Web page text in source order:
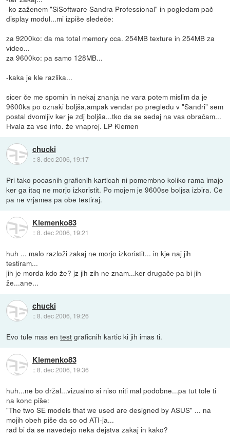
-ko zaženem "SiSoftware Sandra Professional" in pogledam pač
display modul...mi izpiše sledeče:
za 9200ko: da ma total memory cca. 254MB texture in 254MB za
video...
za 9600ko: pa samo 128MB...
-kaka je kle razlika...
sicer če me spomin in nekaj znanja ne vara potem mislim da je
9600ka po oznaki boljša,ampak vendar po pregledu v "Sandri" sem
postal dvomljiv ker je zdj boljša...tko da se sedaj na vas obračam...
Hvala za vse info. že vnaprej. LP Klemen
chucki
::8. dec 2006, 19:17
Pri tako pocasnih graficnih karticah ni pomembno koliko rama imajo
ker ga itaq ne morjo izkoristit. Po mojem je 9600se boljsa izbira. Ce
pa ne vrjames pa obe testiraj.
Klemenko83
::8. dec 2006, 19:21
huh ... malo razloži zakaj ne morjo izkoristit... in kje naj jih
testiram...
jih je morda kdo že? jz jih zih ne znam...ker drugače pa bi jih
že...ane...
chucki
::8. dec 2006, 19:26
Evo tule mas entest graficnih kartic ki jih imas ti.
Klemenko83
::8. dec 2006, 19:36
huh...ne bo držal...vizualno si niso niti mal podobne...pa tut tole ti
na konc piše:
"The two SE models that we used are designed by ASUS" ... na
mojih obeh piše da so od ATI-ja...
rad bi da se navedejo neka dejstva zakaj in kako?